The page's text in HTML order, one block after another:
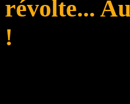
révolte...
!